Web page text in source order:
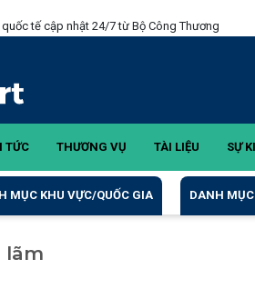
tế cập nhật 24/7 từ Bộ Công Thương
TỨC THƯƠNG VỤ TÀI LIỆU SỰ
MỤC KHU VỰC/QUỐC GIA DANH
lãm